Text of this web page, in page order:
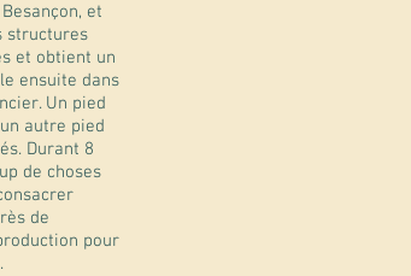
et
structures
et obtient un
ensuite dans
Un pied
autre pied
Durant 8
de choses
de
pour